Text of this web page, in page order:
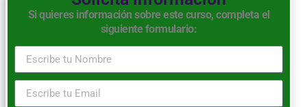
Si quieres información sobre este curso, completa el
siguiente formulario: